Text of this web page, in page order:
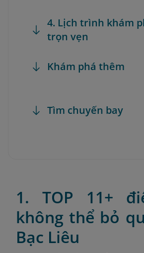
4. Lịch trình khám
trọn vẹn
Khám phá thêm
Tìm chuyến bay
1. TOP 11+
không thể bỏ
Bạc Liêu